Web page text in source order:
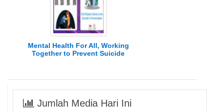
Mental Health For All, Working
Together to Prevent Suicide
Jumlah Media Hari Ini